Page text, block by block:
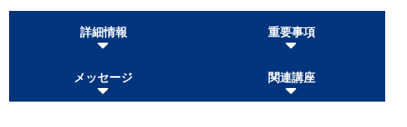
詳細情報 重要事項
メッセージ 関連講座